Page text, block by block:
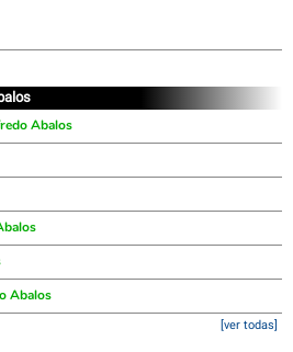
Abalos
Abalos
[ver todas]